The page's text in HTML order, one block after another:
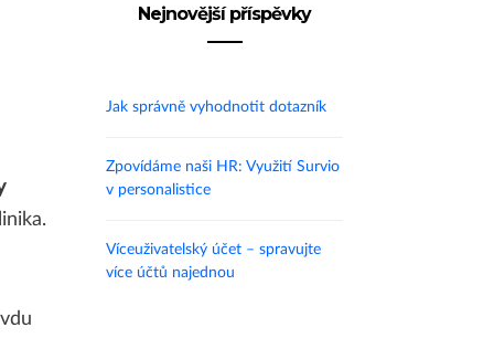
Nejnovější příspěvky
Jak správně vyhodnotit dotazník
Zpovídáme naši HR: Využití Survio
v personalistice
Víceuživatelský účet – spravujte
více účtů najednou